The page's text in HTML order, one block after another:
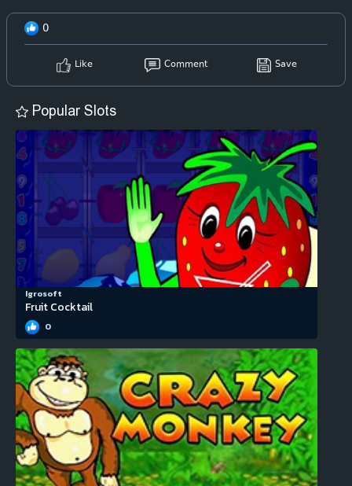
0
Like Comment Save
Popular Slots
Igrosoft
Fruit Cocktail
0